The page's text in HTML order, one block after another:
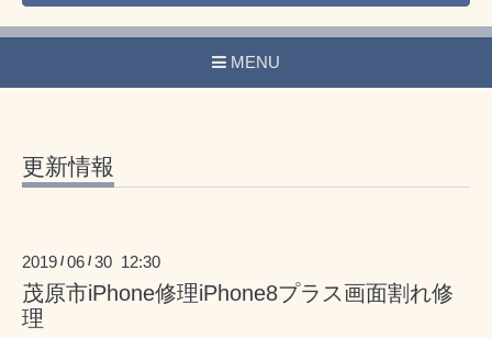
MENU
更新情報
2019 /06 /30 12:30
茂原市iPhone修理iPhone8プラス画面割れ修
理